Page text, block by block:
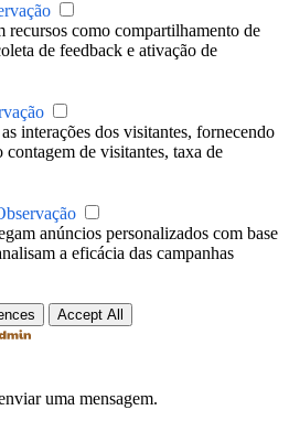
recursos como compartilhamento de
de feedback e ativação de
interações dos visitantes, fornecendo
de visitantes, taxa de
anúncios personalizados com base
a eficácia das campanhas
Accept All
uma mensagem.